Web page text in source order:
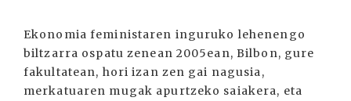
Ekonomia feministaren inguruko lehenengo
biltzarra ospatu zenean 2005ean, Bilbon, gure
fakultatean, hori izan zen gai nagusia,
merkatuaren mugak apurtzeko saiakera, eta